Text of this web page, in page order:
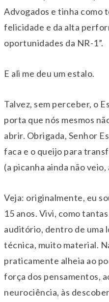
Advogados e tinha como
felicidade e da alta
oportunidades da NR-1”.
E ali me deu um estalo.
Talvez, sem perceber, o
porta que nós mesmos
abrir. Obrigada, Senhor
faca e o queijo para
(a picanha ainda não veio,
Veja: originalmente, eu
15 anos. Vivi, como
auditório, dentro de uma
técnica, muito material.
praticamente alheia ao
força dos pensamentos,
neurociência, às